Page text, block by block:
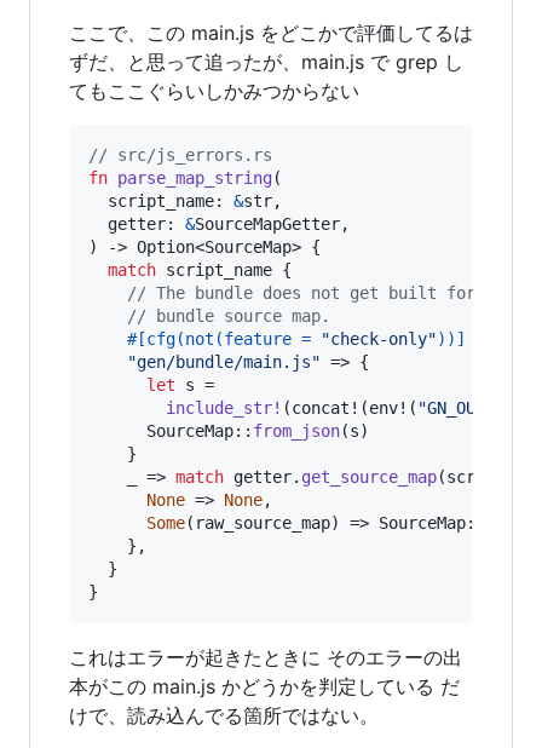
ここで、この main.js をどこかで評価してるは
ずだ、と思って追ったが、main.js で grep し
てもここぐらいしかみつからない
// src/js_errors.rs
fn parse_map_string(
script_name: &str,
getter: &SourceMapGetter,
)
-> Option<SourceMap> {
match script_name {
// The bundle does not get built for 'cargo
// bundle source map.
#[cfg(not (feature = "check-only") ) ]
"gen/bundle/main.js" => {
let s =
include_str! (concat! (env! ( "GN_OUT_DIR"
SourceMap:: from_json(s)
}
    _ =>
match getter. get_source_map(
None => None,
Some( raw_source_map) => SourceMap::
} ,
}
}
これはエラーが起きたときに そのエラーの出
本がこの main.js かどうかを判定している だ
けで、読み込んでる箇所ではない。